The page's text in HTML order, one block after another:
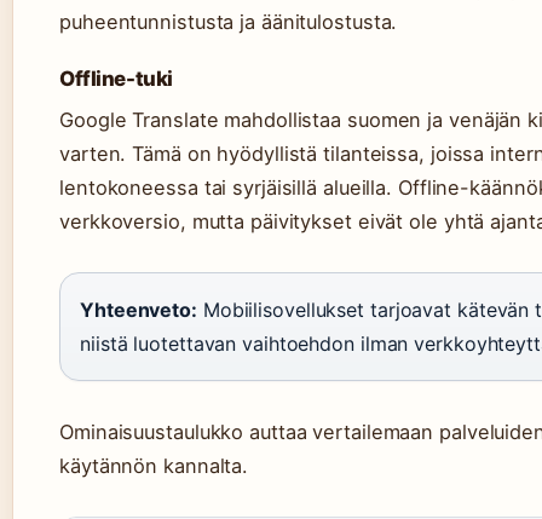
puheentunnistusta ja äänitulostusta.
Offline-tuki
Google Translate mahdollistaa suomen ja
varten. Tämä on hyödyllistä tilanteissa, joissa
lentokoneessa tai syrjäisillä alueilla. Offline-
verkkoversio, mutta päivitykset eivät ole yhtä
Yhteenveto: Mobiilisovellukset tarjoavat kätevän
niistä luotettavan vaihtoehdon ilman
Ominaisuustaulukko auttaa vertailemaan
käytännön kannalta.